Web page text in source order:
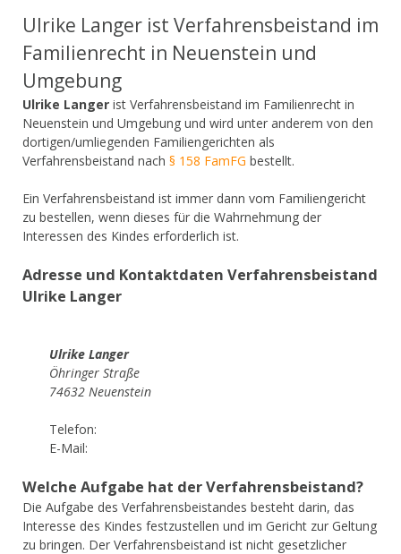
Ulrike Langer ist Verfahrensbeistand im
Familienrecht in Neuenstein und
Umgebung
Ulrike Langer ist Verfahrensbeistand im Familienrecht in
Neuenstein und Umgebung und wird unter anderem von den
dortigen/umliegenden Familiengerichten als
Verfahrensbeistand nach § 158 FamFG bestellt.
Ein Verfahrensbeistand ist immer dann vom Familiengericht
zu bestellen, wenn dieses für die Wahrnehmung der
Interessen des Kindes erforderlich ist.
Adresse und Kontaktdaten Verfahrensbeistand
Ulrike Langer
Ulrike Langer
Öhringer Straße
74632 Neuenstein
Telefon:
E-Mail:
Welche Aufgabe hat der Verfahrensbeistand?
Die Aufgabe des Verfahrensbeistandes besteht darin, das
Interesse des Kindes festzustellen und im Gericht zur Geltung
zu bringen. Der Verfahrensbeistand ist nicht gesetzlicher